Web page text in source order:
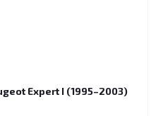
Expert I (1995–2003)